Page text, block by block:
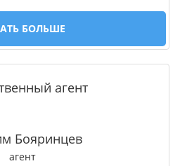
БОЛЬШЕ
агент
Бояринцев
агент